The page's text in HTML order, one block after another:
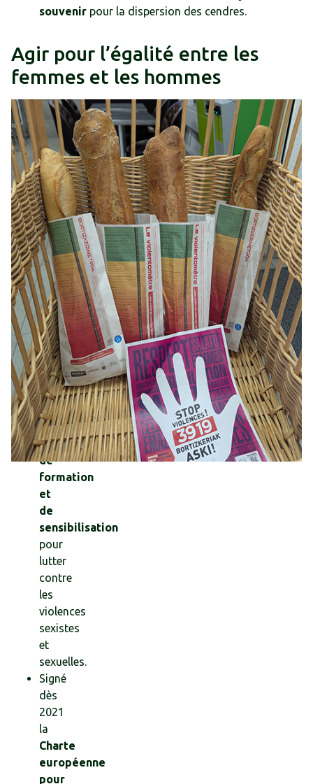
souvenir pour la dispersion des cendres.
Agir pour l’égalité entre les
femmes et les hommes
Au
cours
du
mandat,
nous
avons
:
Créé
une
commission
extra-
municipale
Égalité
Femmes-
Hommes.
Mis
en
place
des
actions
de
formation
et
de
sensibilisation
pour
lutter
contre
les
violences
sexistes
et
sexuelles.
Signé
dès
2021
la
Charte
européenne
pour